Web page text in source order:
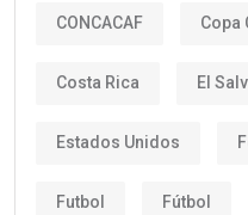
CONCACAF Copa
Costa Rica El
Estados Unidos
Futbol Fútbol